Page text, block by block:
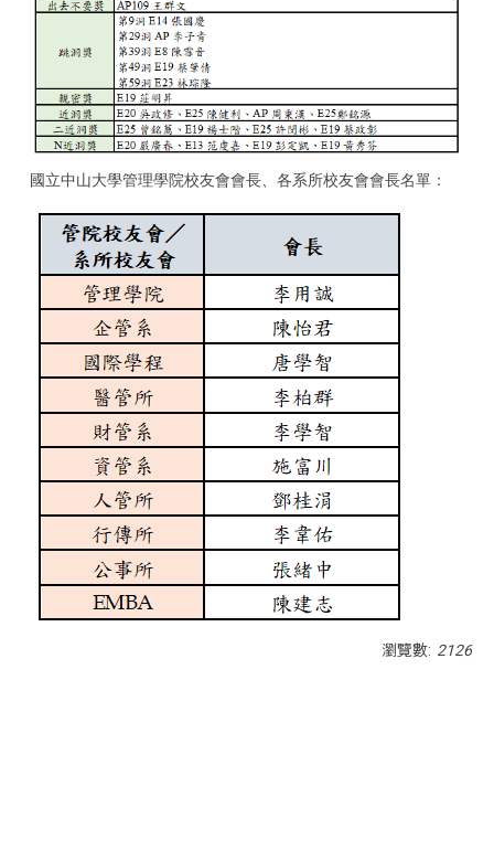
國立中山大學管理學院校友會會長、各系所校友會會長名單：
瀏覽數: 2126